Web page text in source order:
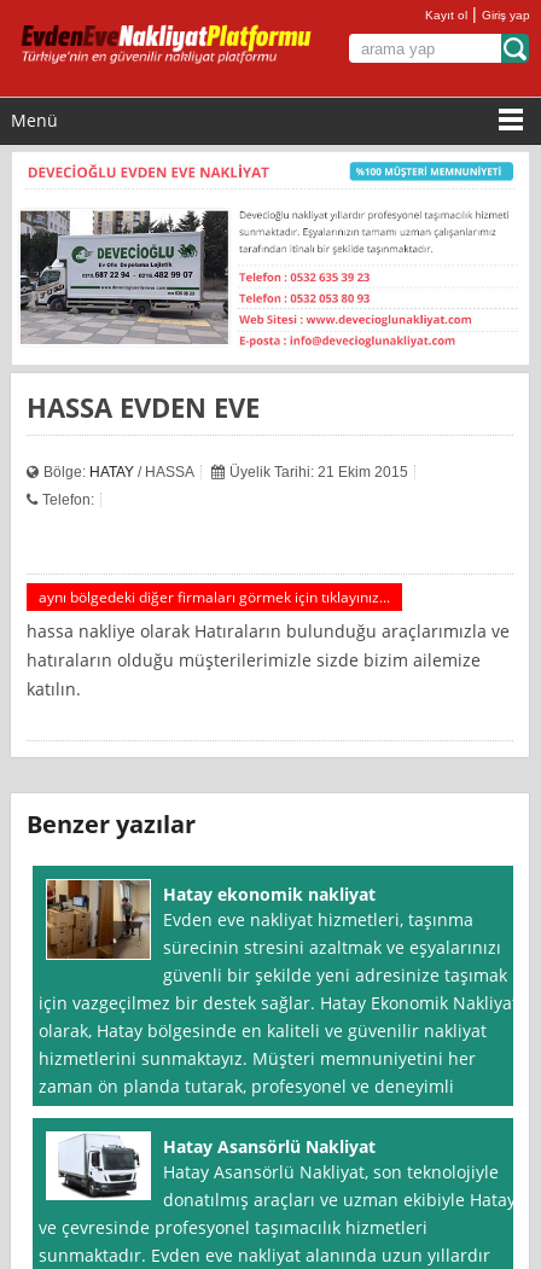
Kayıt ol |Giriş yap
Menü
HASSA EVDEN EVE
Bölge: HATAY / HASSA
Üyelik Tarihi: 21 Ekim 2015
Telefon:
aynı bölgedeki diğer firmaları görmek için tıklayınız...
hassa nakliye olarak Hatıraların bulunduğu araçlarımızla ve
hatıraların olduğu müşterilerimizle sizde bizim ailemize
katılın.
Benzer yazılar
Hatay ekonomik nakliyat
Evden eve nakliyat hizmetleri, taşınma
sürecinin stresini azaltmak ve eşyalarınızı
güvenli bir şekilde yeni adresinize taşımak
için vazgeçilmez bir destek sağlar. Hatay Ekonomik Nakliyat
olarak, Hatay bölgesinde en kaliteli ve güvenilir nakliyat
hizmetlerini sunmaktayız. Müşteri memnuniyetini her
zaman ön planda tutarak, profesyonel ve deneyimli
Hatay Asansörlü Nakliyat
Hatay Asansörlü Nakliyat, son teknolojiyle
donatılmış araçları ve uzman ekibiyle Hatay
ve çevresinde profesyonel taşımacılık hizmetleri
sunmaktadır. Evden eve nakliyat alanında uzun yıllardır